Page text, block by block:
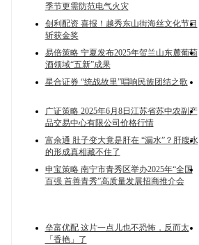
季节更需防范电气火灾
创利配资 喜报！越秀东山街海丝文化节目
斩获金奖
易倍策略 宁夏发布2025年贺兰山东麓葡萄
酒领域“五新”成果
星合证券 “统战故里”唱响民族团结之歌
广证策略 2025年6月8日江苏省苏中农副产
品交易中心有限公司价格行情
富余通 肚子变大竟是肝在 “漏水”？肝腹水
的形成真相藏不住了
申宝策略 南宁市青秀区举办2025年“全国
百强 首善青秀”高质量发展招商推介会
垒富优配 这片一点儿也不恐怖，反而太
「香艳」了